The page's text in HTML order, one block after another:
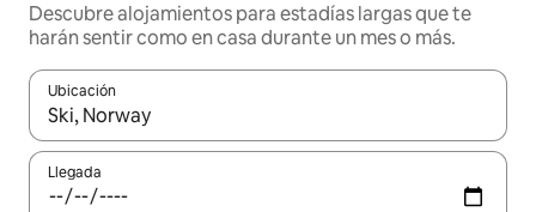
Descubre alojamientos para estadías largas que te
harán sentir como en casa durante un mes o más.
Ubicación
Cuando los resultados estén disponibles, navega con las
Llegada